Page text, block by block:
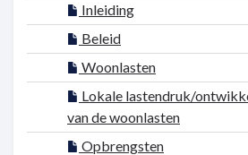
Inleiding
Beleid
Woonlasten
Lokale lastendruk/
van de woonlasten
Opbrengsten